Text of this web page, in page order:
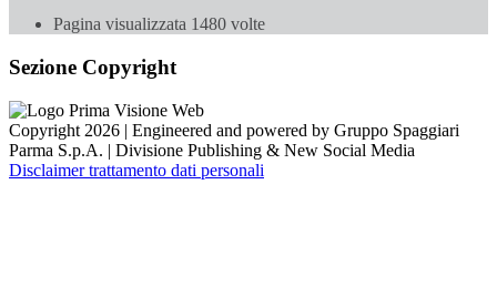
Pagina visualizzata 1480 volte
Sezione Copyright
Copyright 2026 | Engineered and powered by Gruppo Spaggiari
Parma S.p.A. | Divisione Publishing & New Social Media
Disclaimer trattamento dati personali